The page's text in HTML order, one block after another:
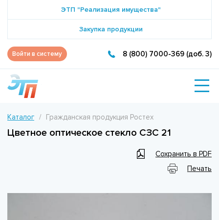
ЭТП "Реализация имущества"
Закупка продукции
Войти в систему 8 (800) 7000-369 (доб. 3)
Каталог Гражданская продукция Ростех
Цветное оптическое стекло СЗС 21
Сохранить в PDF
Печать